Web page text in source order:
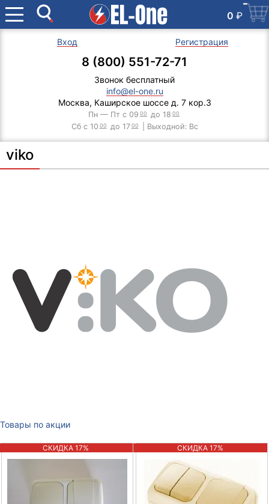
0 ₽
Вход Регистрация
8 (800) 551-72-71
Звонок бесплатный
info@el-one.ru
Москва, Каширское шоссе д. 7 кор.3
Пн — Пт с 09 00 до 18 00
Сб с 10 00 до 17 00 | Выходной: Вс
viko
Товары по акции
СКИДКА 17% СКИДКА 17%